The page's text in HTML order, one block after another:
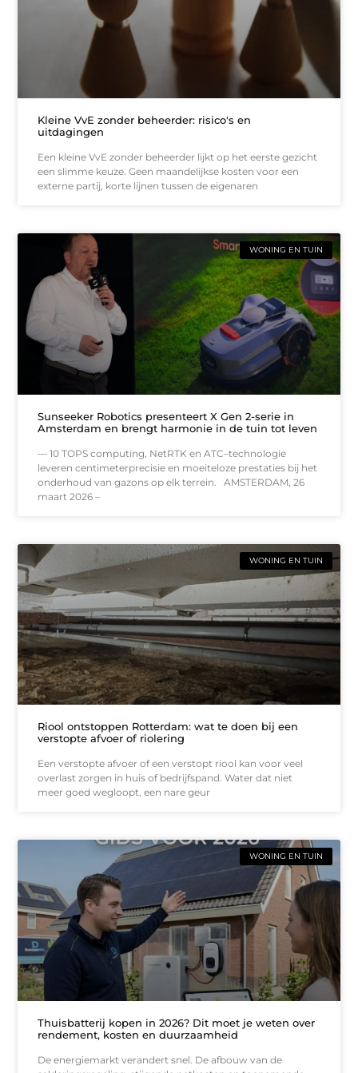
Kleine VvE zonder beheerder: risico's en
uitdagingen
Een kleine VvE zonder beheerder lijkt op het eerste gezicht
een slimme keuze. Geen maandelijkse kosten voor een
externe partij, korte lijnen tussen de eigenaren
WONING EN TUIN
Sunseeker Robotics presenteert X Gen 2-serie in
Amsterdam en brengt harmonie in de tuin tot leven
— 10 TOPS computing, NetRTK en ATC–technologie
leveren centimeterprecisie en moeiteloze prestaties bij het
onderhoud van gazons op elk terrein. AMSTERDAM, 26
maart 2026 –
WONING EN TUIN
Riool ontstoppen Rotterdam: wat te doen bij een
verstopte afvoer of riolering
Een verstopte afvoer of een verstopt riool kan voor veel
overlast zorgen in huis of bedrijfspand. Water dat niet
meer goed wegloopt, een nare geur
WONING EN TUIN
Thuisbatterij kopen in 2026? Dit moet je weten over
rendement, kosten en duurzaamheid
De energiemarkt verandert snel. De afbouw van de